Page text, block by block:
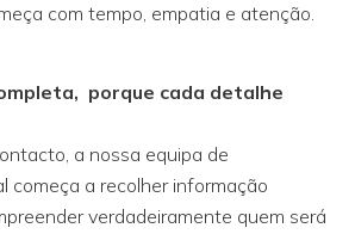
com tempo, empatia e atenção.
porque cada detalhe
a nossa equipa de
começa a recolher informação
verdadeiramente quem será